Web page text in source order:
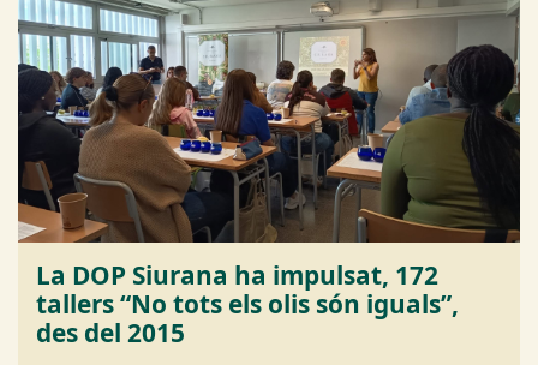
La DOP Siurana ha impulsat, 172
tallers “No tots els olis són iguals”,
des del 2015